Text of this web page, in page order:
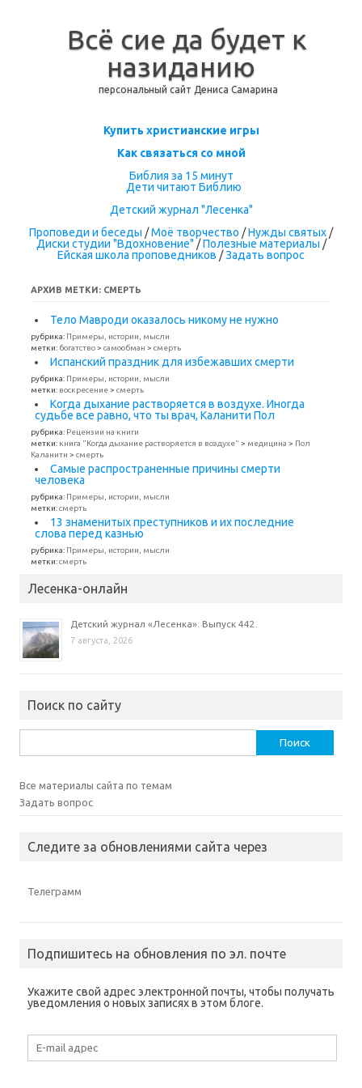
Всё сие да будет к
назиданию
персональный сайт Дениса Самарина
Перейти к содержимому
Купить христианские игры
Как связаться со мной
Библия за 15 минут
Дети читают Библию
Детский журнал "Лесенка"
Проповеди и беседы /Моё творчество /Нужды святых /
Диски студии "Вдохновение" /Полезные материалы /
Ейская школа проповедников /Задать вопрос
АРХИВ МЕТКИ: СМЕРТЬ
Тело Мавроди оказалось никому не нужно
рубрика: Примеры, истории, мысли
метки: богатство> самообман > смерть
Испанский праздник для избежавших смерти
рубрика: Примеры, истории, мысли
метки: воскресение> смерть
Когда дыхание растворяется в воздухе. Иногда
судьбе все равно, что ты врач, Каланити Пол
рубрика: Рецензии на книги
метки: книга "Когда дыхание растворяется в воздухе" > медицина > Пол
Каланити > смерть
Самые распространенные причины смерти
человека
рубрика: Примеры, истории, мысли
метки:смерть
13 знаменитых преступников и их последние
слова перед казнью
рубрика: Примеры, истории, мысли
метки:смерть
Лесенка-онлайн
Детский журнал «Лесенка». Выпуск 442.
7 августа, 2026
Поиск по сайту
Все материалы сайта по темам
Задать вопрос
Следите за обновлениями сайта через
Телеграмм
Подпишитесь на обновления по эл. почте
Укажите свой адрес электронной почты, чтобы получать
уведомления о новых записях в этом блоге.
E-
mail
адрес